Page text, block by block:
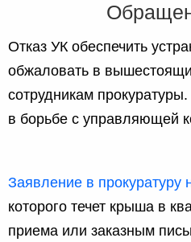
Отказ УК обеспечить
обжаловать в
сотрудникам
в борьбе с управляющей
Заявление в прокуратуру
которого течет крыша в
приема или заказным